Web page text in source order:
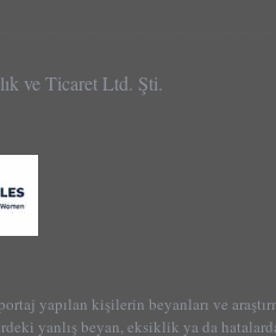
ve Ticaret Ltd. Şti.
yapılan kişilerin beyanları ve
yanlış beyan, eksiklik ya da